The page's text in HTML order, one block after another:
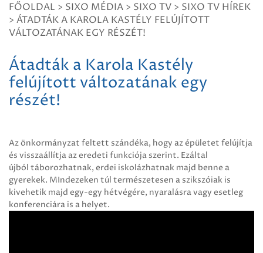
FŐOLDAL > SIXO MÉDIA > SIXO TV > SIXO TV HÍREK
> ÁTADTÁK A KAROLA KASTÉLY FELÚJÍTOTT
VÁLTOZATÁNAK EGY RÉSZÉT!
Átadták a Karola Kastély
felújított változatának egy
részét!
Az önkormányzat feltett szándéka, hogy az épületet felújítja
és visszaállítja az eredeti funkciója szerint. Ezáltal
újból táborozhatnak, erdei iskolázhatnak majd benne a
gyerekek. MIndezeken túl természetesen a szikszóiak is
kivehetik majd egy-egy hétvégére, nyaralásra vagy esetleg
konferenciára is a helyet.